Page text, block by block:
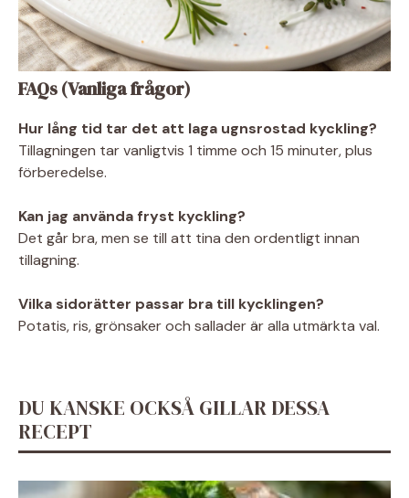
FAQs (Vanliga frågor)
Hur lång tid tar det att laga ugnsrostad kyckling?
Tillagningen tar vanligtvis 1 timme och 15 minuter, plus
förberedelse.
Kan jag använda fryst kyckling?
Det går bra, men se till att tina den ordentligt innan
tillagning.
Vilka sidorätter passar bra till kycklingen?
Potatis, ris, grönsaker och sallader är alla utmärkta val.
DU KANSKE OCKSÅ GILLAR DESSA
RECEPT